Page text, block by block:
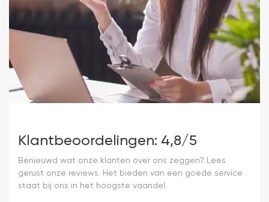
Klantbeoordelingen: 4,8/5
Benieuwd wat onze klanten over ons zeggen? Lees
gerust onze reviews. Het bieden van een goede service
staat bij ons in het hoogste vaandel.